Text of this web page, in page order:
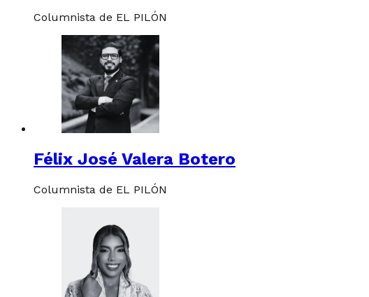
Columnista de EL PILÓN
Félix José Valera Botero
Columnista de EL PILÓN